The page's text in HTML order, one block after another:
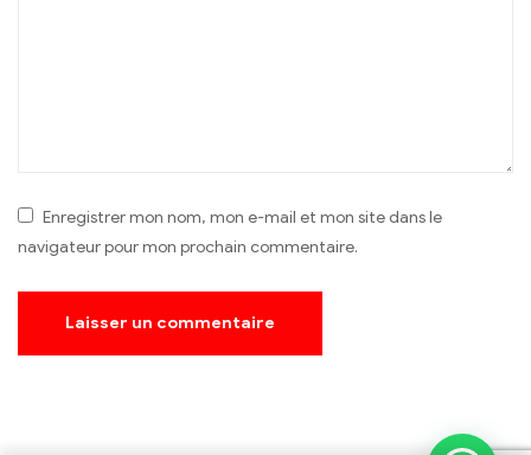
Enregistrer mon nom, mon e-mail et mon site dans le
navigateur pour mon prochain commentaire.